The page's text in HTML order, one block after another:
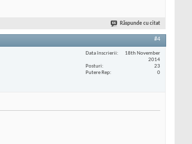
Răspunde cu citat
#4
Data înscrierii
18th November
2014
Posturi
23
Putere Rep
0